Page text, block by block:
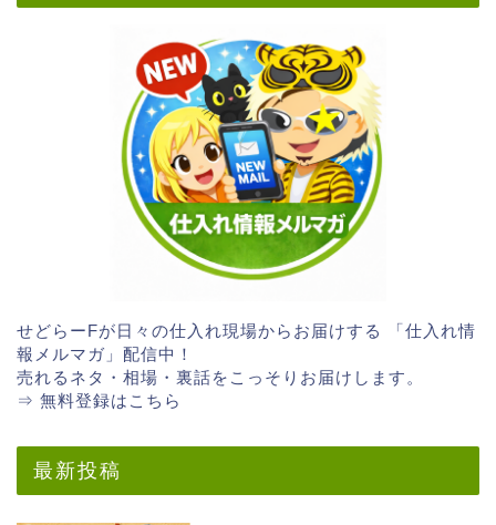
せどらーFが日々の仕入れ現場からお届けする 「仕入れ情
報メルマガ」配信中！
売れるネタ・相場・裏話をこっそりお届けします。
⇒ 無料登録はこちら
最新投稿